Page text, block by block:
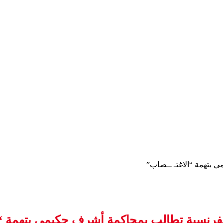
بتهمة “الاغتـ ــصاب”
الفرنسية تطالب بمحاكمة أشرف حكيمي بتهمة